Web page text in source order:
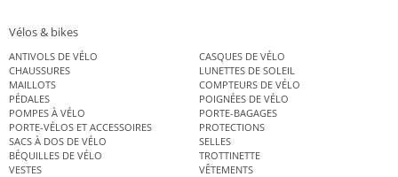
Vélos & bikes
ANTIVOLS DE VÉLO
CASQUES DE VÉLO
CHAUSSURES
LUNETTES DE SOLEIL
MAILLOTS
COMPTEURS DE VÉLO
PÉDALES
POIGNÉES DE VÉLO
POMPES À VÉLO
PORTE-BAGAGES
PORTE-VÉLOS ET ACCESSOIRES
PROTECTIONS
SACS À DOS DE VÉLO
SELLES
BÉQUILLES DE VÉLO
TROTTINETTE
VESTES
VÊTEMENTS